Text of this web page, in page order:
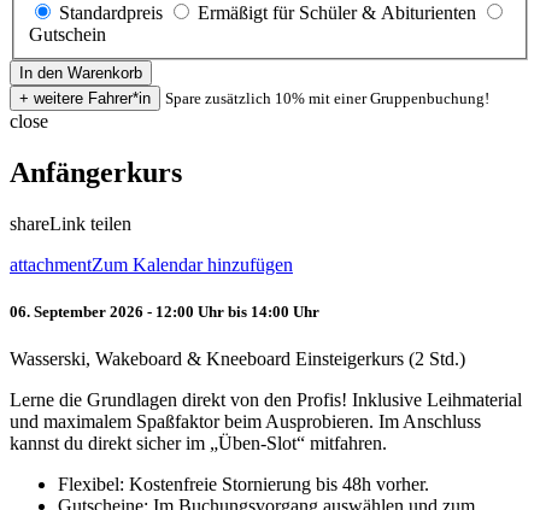
Standardpreis
Ermäßigt für Schüler & Abiturienten
Gutschein
Spare zusätzlich 10% mit einer Gruppenbuchung!
close
Anfängerkurs
shareLink teilen
attachmentZum Kalendar hinzufügen
06. September 2026 - 12:00 Uhr bis 14:00 Uhr
Wasserski, Wakeboard & Kneeboard Einsteigerkurs (2 Std.)
Lerne die Grundlagen direkt von den Profis! Inklusive Leihmaterial
und maximalem Spaßfaktor beim Ausprobieren. Im Anschluss
kannst du direkt sicher im „Üben-Slot“ mitfahren.
Flexibel: Kostenfreie Stornierung bis 48h vorher.
Gutscheine: Im Buchungsvorgang auswählen und zum